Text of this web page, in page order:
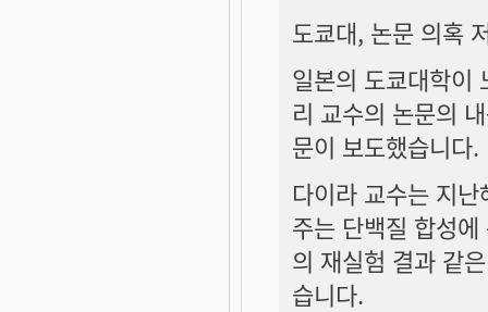
도쿄대, 논문 의혹
일본의 도쿄대학이
리 교수의 논문의
문이 보도했습니다.
다이라 교수는 지
주는 단백질 합성
의 재실험 결과 같
습니다.